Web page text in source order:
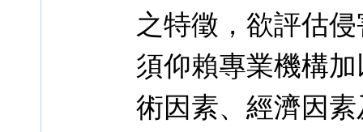
之特徵，欲評估
須仰賴專業機構
術因素、經濟因